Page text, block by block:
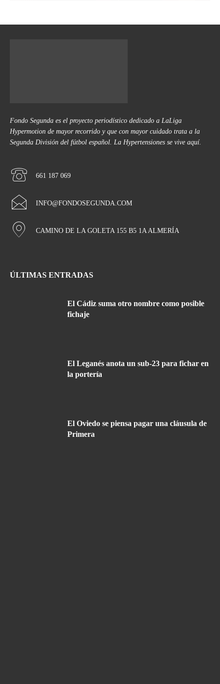
Fondo Segunda es el proyecto periodístico dedicado a LaLiga
Hypermotion de mayor recorrido y que con mayor cuidado trata a la
Segunda División del fútbol español. La Hypertensiones se vive aquí.
661 187 069
INFO@FONDOSEGUNDA.COM
CAMINO DE LA GOLETA 155 B5 1A ALMERÍA
ÚLTIMAS ENTRADAS
El Cádiz suma otro nombre como posible
fichaje
El Leganés anota un sub-23 para fichar en
la portería
El Oviedo se piensa pagar una cláusula de
Primera